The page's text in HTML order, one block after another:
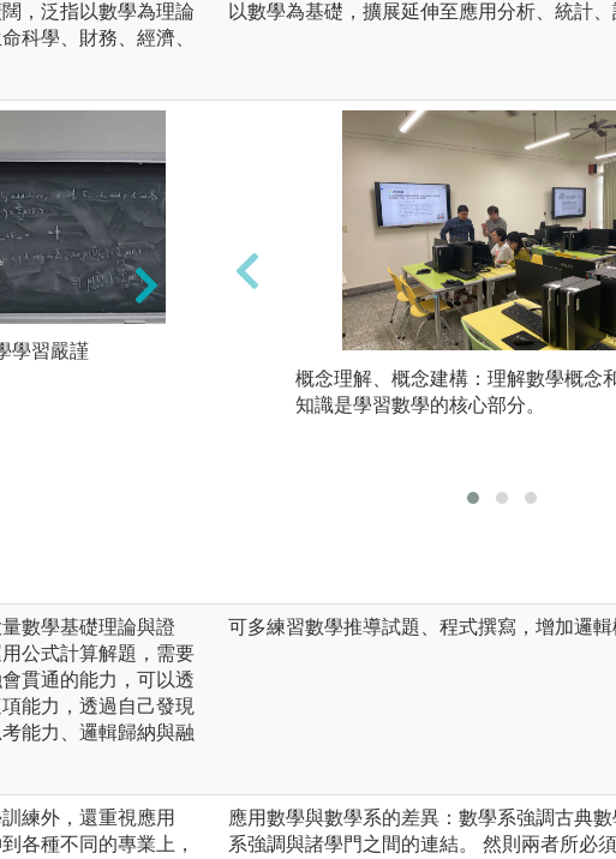
，泛指以數學為理論
科學、財務、經濟、
以數學為基礎，擴展延伸至應用分析、統計
學習嚴謹
演習課程：必修課程皆有演習課，由助教帶
生實際做習題，讓學生更能充分瞭解上課的內
版權:政治大學應用數學系版權所有
概念理解、概念建構：理解數學概念
知識是學習數學的核心部分。
數學基礎理論與證
公式計算解題，需要
貫通的能力，可以透
能力，透過自己發現
能力、邏輯歸納與融
可多練習數學推導試題、程式撰寫，增加邏輯
練外，還重視應用
各種不同的專業上，
應用數學與數學系的差異：數學系強調古典
系強調與諸學門之間的連結。 然則兩者所必